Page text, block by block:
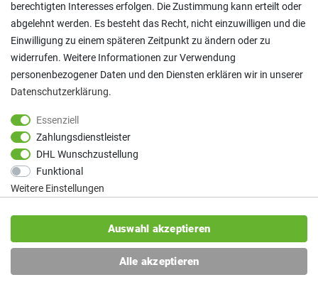
Rechte der betroffenen Person
Ihnen stehen bei Vorliegen der gesetzlichen
Voraussetzungen folgende Rechte nach Art. 15 bis 20
DSGVO zu: Recht auf Auskunft, auf Berichtigung, auf
Löschung, auf Einschränkung der Verarbeitung, auf
Außerdem steht Ihnen nach Art. 21 Abs. 1 DSGVO ein
Widerspruchsrecht gegen die Verarbeitungen zu, die auf Art.
6 Abs. 1 f DSGVO beruhen, sowie gegen die Verarbeitung
zum Zwecke von Direktwerbung.
Beschwerderecht bei der Aufsichtsbehörde
Sie haben gemäß Art. 77 DSGVO das Recht, sich bei der
Aufsichtsbehörde zu beschweren, wenn Sie der Ansicht
sind, dass die Verarbeitung Ihrer personenbezogenen Daten
berechtigten Interesses erfolgen. Die Zustimmung kann erteilt oder
abgelehnt werden. Es besteht das Recht, nicht einzuwilligen und die
Einwilligung zu einem späteren Zeitpunkt zu ändern oder zu
widerrufen. Weitere Informationen zur Verwendung
personenbezogener Daten und den Diensten erklären wir in unserer
Daten­schutz­erklärung.
Essenziell
Zahlungsdienstleister
DHL Wunschzustellung
Funktional
Weitere Einstellungen
Alle akzeptieren
Auswahl akzeptieren